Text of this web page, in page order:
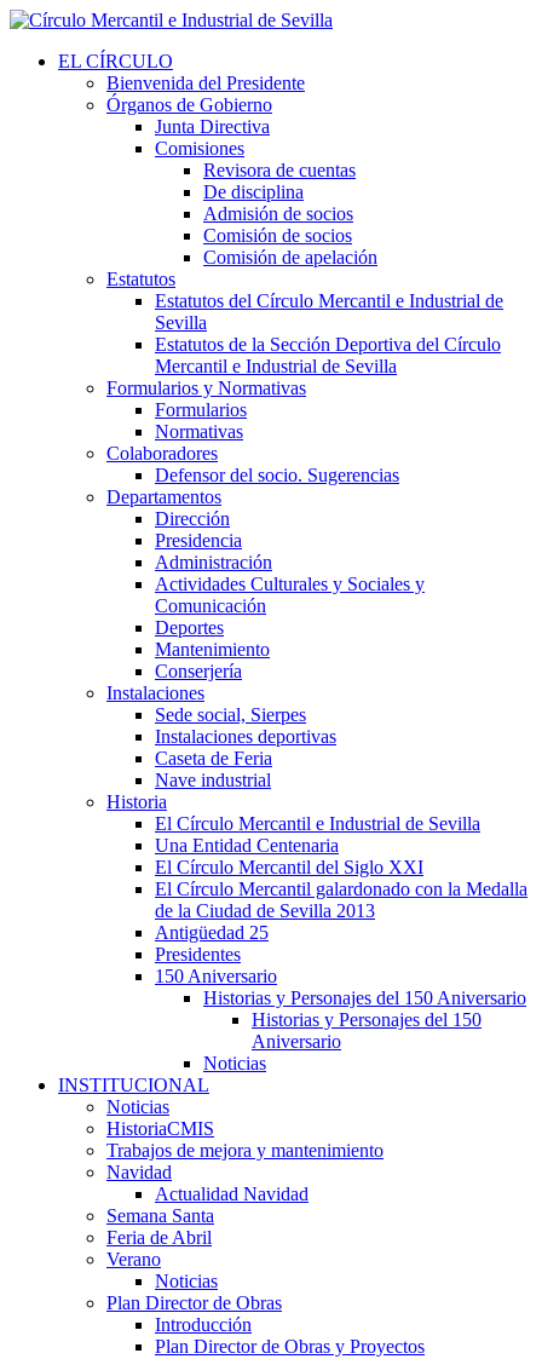
EL CÍRCULO
Bienvenida del Presidente
Órganos de Gobierno
Junta Directiva
Comisiones
Revisora de cuentas
De disciplina
Admisión de socios
Comisión de socios
Comisión de apelación
Estatutos
Estatutos del Círculo Mercantil e Industrial de
Sevilla
Estatutos de la Sección Deportiva del Círculo
Mercantil e Industrial de Sevilla
Formularios y Normativas
Formularios
Normativas
Colaboradores
Defensor del socio. Sugerencias
Departamentos
Dirección
Presidencia
Administración
Actividades Culturales y Sociales y
Comunicación
Deportes
Mantenimiento
Conserjería
Instalaciones
Sede social, Sierpes
Instalaciones deportivas
Caseta de Feria
Nave industrial
Historia
El Círculo Mercantil e Industrial de Sevilla
Una Entidad Centenaria
El Círculo Mercantil del Siglo XXI
El Círculo Mercantil galardonado con la Medalla
de la Ciudad de Sevilla 2013
Antigüedad 25
Presidentes
150 Aniversario
Historias y Personajes del 150 Aniversario
Historias y Personajes del 150
Aniversario
Noticias
INSTITUCIONAL
Noticias
HistoriaCMIS
Trabajos de mejora y mantenimiento
Navidad
Actualidad Navidad
Semana Santa
Feria de Abril
Verano
Noticias
Plan Director de Obras
Introducción
Plan Director de Obras y Proyectos